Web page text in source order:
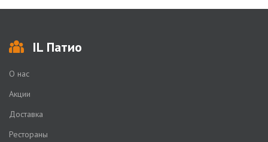
IL Патио
О нас
Акции
Доставка
Рестораны